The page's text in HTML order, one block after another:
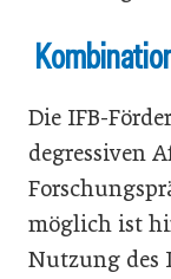
Die IFB-
degressiven
möglich ist
Nutzung des